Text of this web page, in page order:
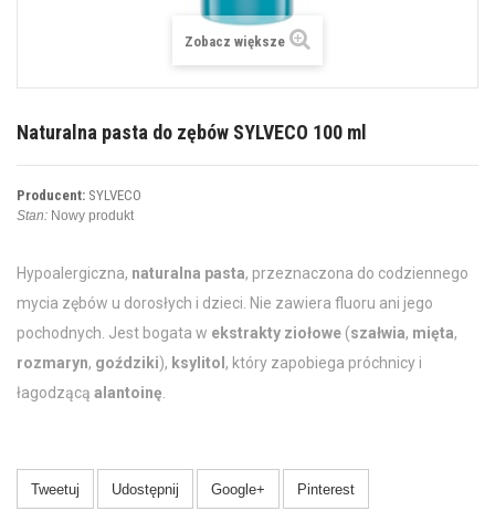
Zobacz większe
Naturalna pasta do zębów SYLVECO 100 ml
Producent: SYLVECO
Stan: Nowy produkt
Hypoalergiczna, naturalna pasta, przeznaczona do codziennego
mycia zębów u dorosłych i dzieci. Nie zawiera fluoru ani jego
pochodnych. Jest bogata w ekstrakty ziołowe (szałwia, mięta,
rozmaryn, goździki), ksylitol , który zapobiega próchnicy i
łagodzącą alantoinę.
Tweetuj Udostępnij Google+ Pinterest